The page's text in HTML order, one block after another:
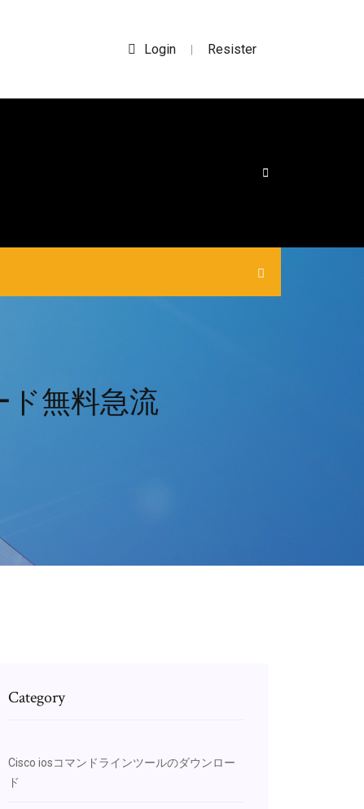
Login | Resister
無料急流
Category
Cisco iosコマンドラインツールのダウンロー
ド